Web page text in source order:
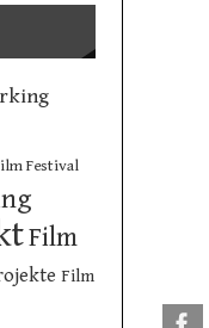
Festival
Film
Film